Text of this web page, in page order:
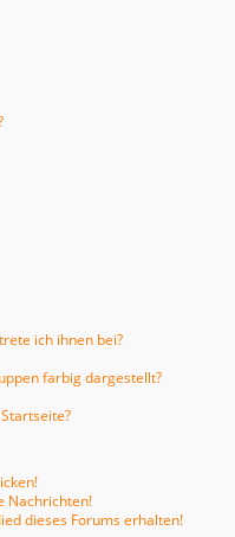
ich ihnen bei?
farbig dargestellt?
Nachrichten!
dieses Forums erhalten!